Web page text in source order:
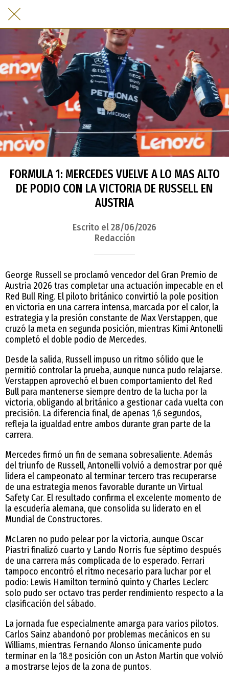
FORMULA 1: MERCEDES VUELVE A LO MAS ALTO
DE PODIO CON LA VICTORIA DE RUSSELL EN
AUSTRIA
Escrito el 28/06/2026
Redacción
George Russell se proclamó vencedor del Gran Premio de
Austria 2026 tras completar una actuación impecable en el
Red Bull Ring. El piloto británico convirtió la pole position
en victoria en una carrera intensa, marcada por el calor, la
estrategia y la presión constante de Max Verstappen, que
cruzó la meta en segunda posición, mientras Kimi Antonelli
completó el doble podio de Mercedes.
Desde la salida, Russell impuso un ritmo sólido que le
permitió controlar la prueba, aunque nunca pudo relajarse.
Verstappen aprovechó el buen comportamiento del Red
Bull para mantenerse siempre dentro de la lucha por la
victoria, obligando al británico a gestionar cada vuelta con
precisión. La diferencia final, de apenas 1,6 segundos,
refleja la igualdad entre ambos durante gran parte de la
carrera.
Mercedes firmó un fin de semana sobresaliente. Además
del triunfo de Russell, Antonelli volvió a demostrar por qué
lidera el campeonato al terminar tercero tras recuperarse
de una estrategia menos favorable durante un Virtual
Safety Car. El resultado confirma el excelente momento de
la escudería alemana, que consolida su liderato en el
Mundial de Constructores.
McLaren no pudo pelear por la victoria, aunque Oscar
Piastri finalizó cuarto y Lando Norris fue séptimo después
de una carrera más complicada de lo esperado. Ferrari
tampoco encontró el ritmo necesario para luchar por el
podio: Lewis Hamilton terminó quinto y Charles Leclerc
solo pudo ser octavo tras perder rendimiento respecto a la
clasificación del sábado.
La jornada fue especialmente amarga para varios pilotos.
Carlos Sainz abandonó por problemas mecánicos en su
Williams, mientras Fernando Alonso únicamente pudo
terminar en la 18.ª posición con un Aston Martin que volvió
a mostrarse lejos de la zona de puntos.